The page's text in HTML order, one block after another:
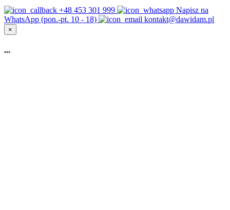
+48 453 301 999
Napisz na
WhatsApp (pon.-pt. 10 - 18)
kontakt@dawidam.pl
×
...